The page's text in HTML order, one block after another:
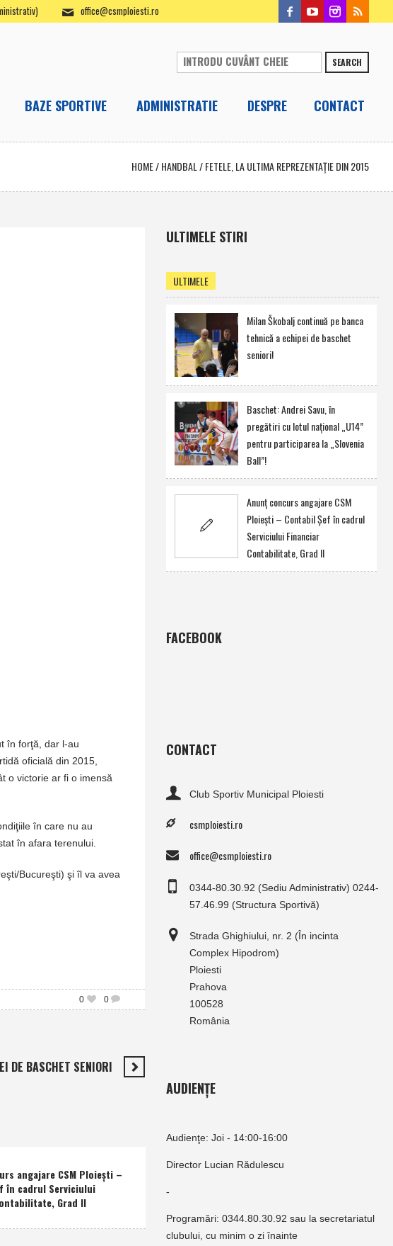
office@csmploiesti.ro
SEARCH
BAZE SPORTIVE ADMINISTRATIE DESPRE CONTACT
HOME/HANDBAL /FETELE, LA ULTIMA REPREZENTAŢIE DIN 2015
în forţă, dar l-au
oficială din 2015,
o victorie ar fi o imensă
în care nu au
în afara terenului.
Bucureşti) şi îl va avea
0
0
DE BASCHET SENIORI
angajare CSM Ploieşti –
în cadrul Serviciului
Grad II
ULTIMELE STIRI
ULTIMELE
Milan Škobalj continuă pe banca
tehnică a echipei de baschet
seniori!
Baschet: Andrei Savu, în
pregătiri cu lotul naţional „U14”
pentru participarea la „Slovenia
Ball”!
Anunţ concurs angajare CSM
Ploieşti – Contabil Şef în cadrul
Serviciului Financiar
Contabilitate, Grad II
FACEBOOK
CONTACT
Club Sportiv Municipal Ploiesti
csmploiesti.ro
office@csmploiesti.ro
0344-80.30.92 (Sediu Administrativ) 0244-
57.46.99 (Structura Sportivă)
Strada Ghighiului, nr. 2 (În incinta
Complex Hipodrom)
Ploiesti
Prahova
100528
România
AUDIENȚE
Audienţe: Joi - 14:00-16:00
Director Lucian Rădulescu
-
Programări: 0344.80.30.92 sau la secretariatul
clubului, cu minim o zi înainte